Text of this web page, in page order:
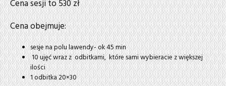
Cena sesji to 530 zł
Cena obejmuje:
sesje na polu lawendy- ok 45 min
10 ujęć wraz z odbitkami, które sami wybieracie z większej
ilości
1 odbitka 20×30